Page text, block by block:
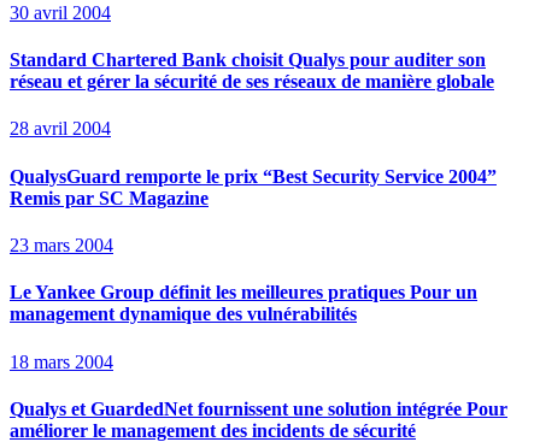
30 avril 2004
Standard Chartered Bank choisit Qualys pour auditer son
réseau et gérer la sécurité de ses réseaux de manière globale
28 avril 2004
QualysGuard remporte le prix “Best Security Service 2004”
Remis par SC Magazine
23 mars 2004
Le Yankee Group définit les meilleures pratiques Pour un
management dynamique des vulnérabilités
18 mars 2004
Qualys et GuardedNet fournissent une solution intégrée Pour
améliorer le management des incidents de sécurité